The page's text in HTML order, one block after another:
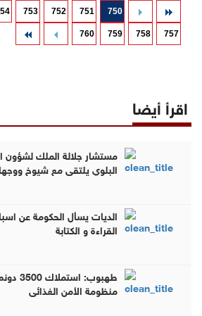
750
751
752
753
757
758
759
760
اقرأ أيضا
مستشار جلالة الملك لشؤون
البلوي يلتقي مع شيوخ
الديات يسأل الحكومة عن
القراءة و الكتابة
منظومة الأمن الغذائي